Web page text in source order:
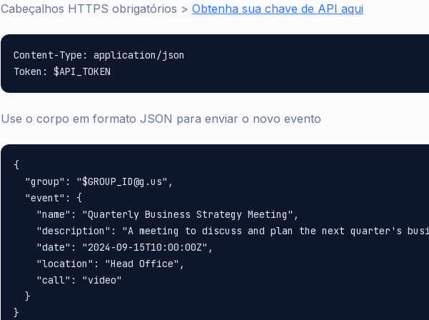
Cabeçalhos HTTPS obrigatórios > Obtenha sua chave de API aqui
Content-Type: application/json
Use o corpo em formato JSON para enviar o novo evento
{
  "group": "$GROUP_ID@g.us",
  "event": {
    "name": "Quarterly Business Strategy Meeting",
"description": "A meeting to discuss and plan the next quarter's
    "date": "2024-09-15T10:00:00Z",
    "location": "Head Office",
    "call": "video"
  }